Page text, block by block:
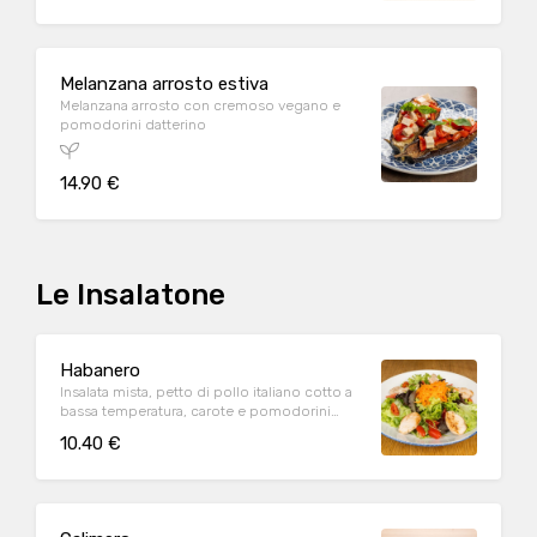
Melanzana arrosto estiva
Melanzana arrosto con cremoso vegano e
pomodorini datterino
14.90 €
Le Insalatone
Habanero
Insalata mista, petto di pollo italiano cotto a
bassa temperatura, carote e pomodorini
10.40 €